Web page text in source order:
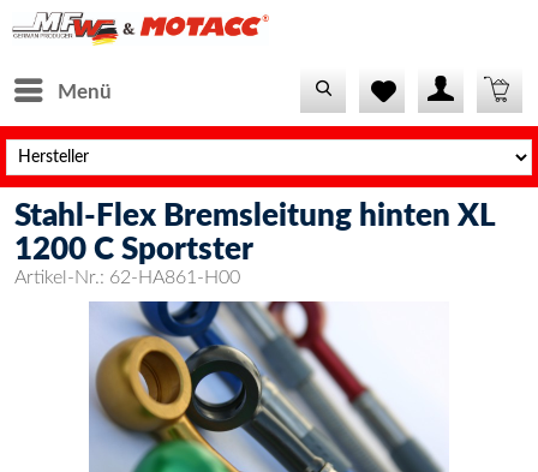
Menü
Stahl-Flex Bremsleitung hinten XL
1200 C Sportster
Artikel-Nr.: 62-HA861-H00